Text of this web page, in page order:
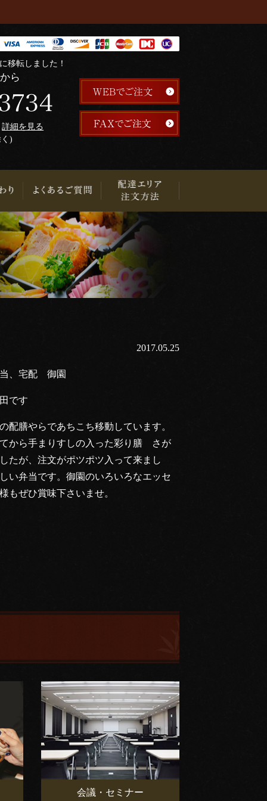
移転しました！
ら
詳細を見る
)
2017.05.25
、宅配 御園
です
配膳やらであちこち移動しています。
から手まりすしの入った彩り膳 さが
たが、注文がポツポツ入って来まし
い弁当です。御園のいろいろなエッセ
もぜひ賞味下さいませ。
会議・セミナー